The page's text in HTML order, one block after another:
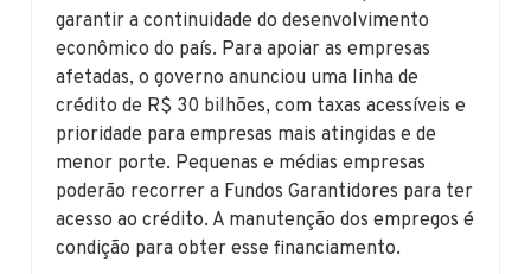
garantir a continuidade do desenvolvimento
econômico do país. Para apoiar as empresas
afetadas, o governo anunciou uma linha de
crédito de R$ 30 bilhões, com taxas acessíveis e
prioridade para empresas mais atingidas e de
menor porte. Pequenas e médias empresas
poderão recorrer a Fundos Garantidores para ter
acesso ao crédito. A manutenção dos empregos é
condição para obter esse financiamento.